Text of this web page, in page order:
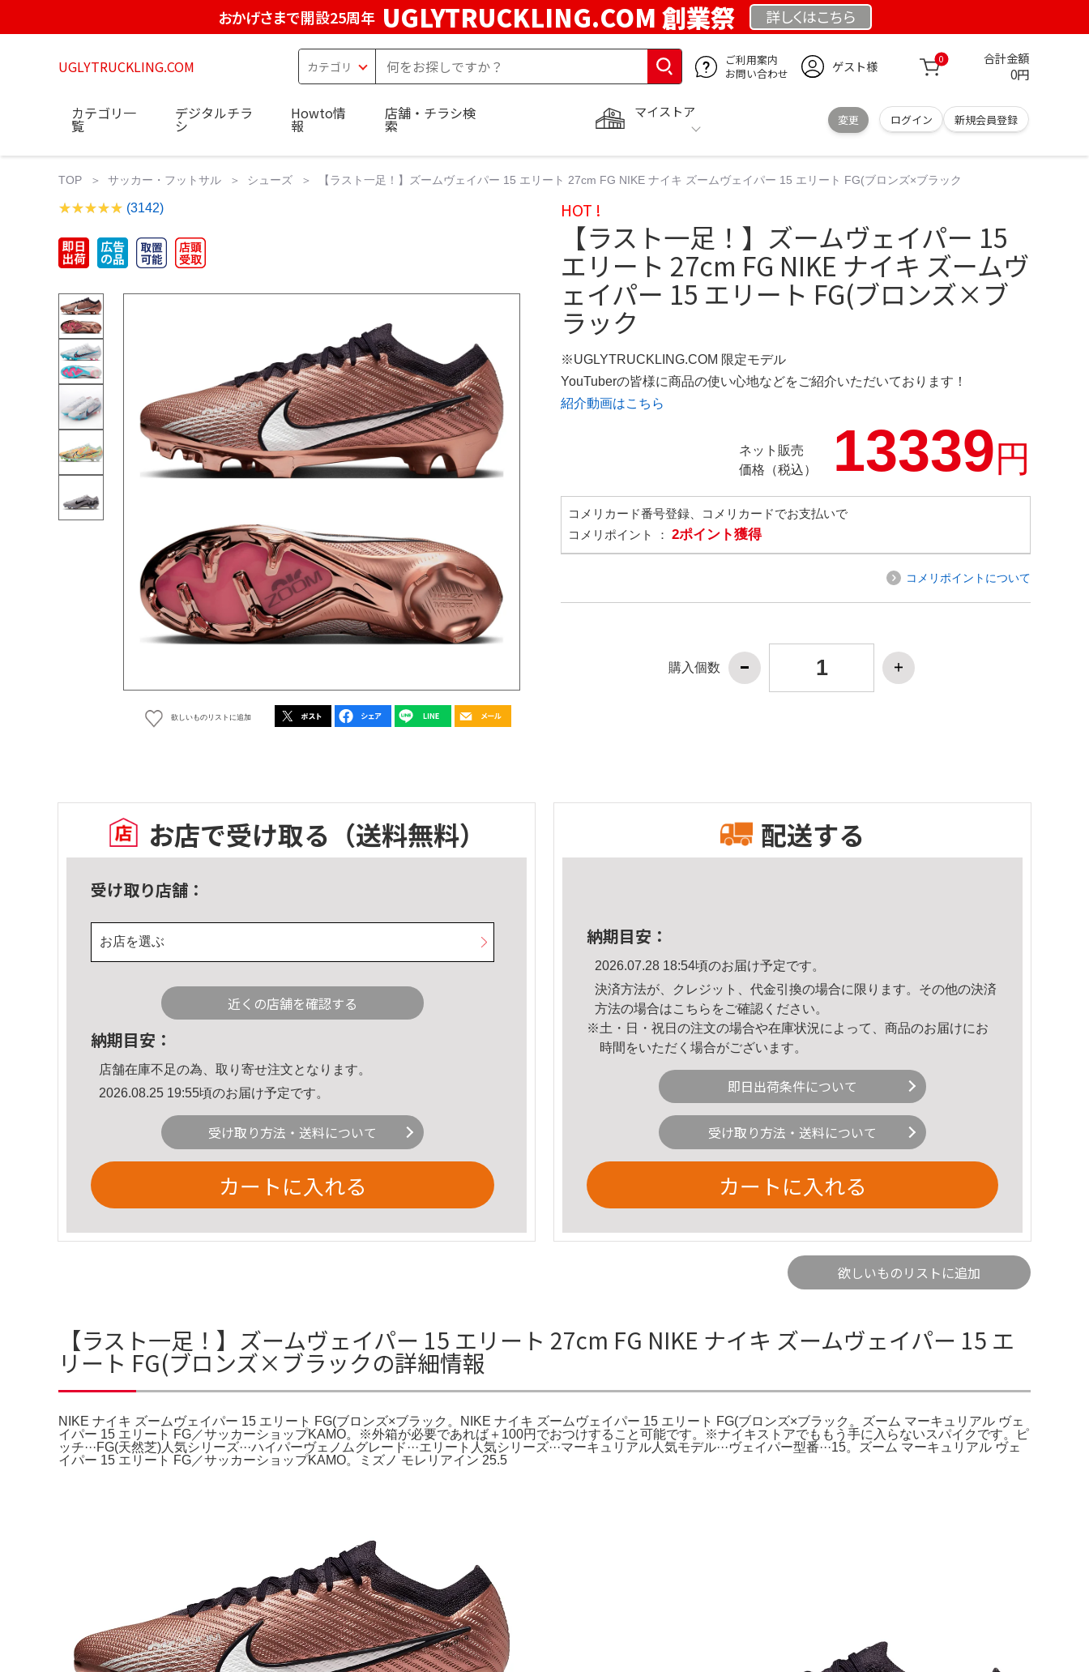
おかげさまで開設25周年 UGLYTRUCKLING.COM 創業祭 詳しくはこちら
UGLYTRUCKLING.COM
ご利用案内
お問い合わせ
ゲスト様 0 合計金額
0円
マイストア
変更 ログイン 新規会員登録
カテゴリ一
覧
デジタルチラ
シ
Howto情
報
店舗・チラシ検
索
TOP サッカー・フットサル シューズ 【ラスト一足！】ズームヴェイパー 15 エリート 27cm FG NIKE ナイキ ズームヴェイパー 15 エリート FG(ブロンズ×ブラック
(3142)
欲しいものリストに追加
HOT !
【ラスト一足！】ズームヴェイパー 15
エリート 27cm FG NIKE ナイキ ズームヴ
ェイパー 15 エリート FG(ブロンズ×ブ
ラック
※UGLYTRUCKLING.COM 限定モデル
YouTuberの皆様に商品の使い心地などをご紹介いただいております！
紹介動画はこちら
ネット販売
価格（税込）
13339円
コメリカード番号登録、コメリカードでお支払いで
コメリポイント ： 2ポイント獲得
コメリポイントについて
購入個数
お店で受け取る （送料無料）
受け取り店舗：
お店を選ぶ
近くの店舗を確認する
納期目安：
店舗在庫不足の為、取り寄せ注文となります。
2026.08.25 19:55頃のお届け予定です。
受け取り方法・送料について
カートに入れる
配送する
納期目安：
2026.07.28 18:54頃のお届け予定です。
決済方法が、クレジット、代金引換の場合に限ります。その他の決済
方法の場合はこちら をご確認ください。
※土・日・祝日の注文の場合や在庫状況によって、商品のお届けにお
時間をいただく場合がございます。
即日出荷条件について
受け取り方法・送料について
カートに入れる
欲しいものリストに追加
【ラスト一足！】ズームヴェイパー 15 エリート 27cm FG NIKE ナイキ ズームヴェイパー 15 エ
リート FG(ブロンズ×ブラックの詳細情報
NIKE ナイキ ズームヴェイパー 15 エリート FG(ブロンズ×ブラック。NIKE ナイキ ズームヴェイパー 15 エリート FG(ブロンズ×ブラック。ズーム マーキュリアル ヴェ
イパー 15 エリート FG／サッカーショップKAMO。※外箱が必要であれば＋100円でおつけすること可能です。※ナイキストアでももう手に入らないスパイクです。ピ
ッチ···FG(天然芝)人気シリーズ···ハイパーヴェノムグレード···エリート人気シリーズ···マーキュリアル人気モデル···ヴェイパー型番···15。ズーム マーキュリアル ヴェ
イパー 15 エリート FG／サッカーショップKAMO。ミズノ モレリアイン 25.5